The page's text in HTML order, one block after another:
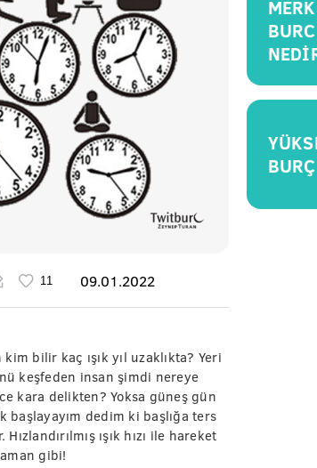
09.01.2022
bilir kaç ışık yıl uzaklıkta? Yeri
keşfeden insan şimdi nereye
kara delikten? Yoksa güneş gün
başlayayım dedim ki başlığa ters
ışık hızı ile hareket
gibi!
BURÇ